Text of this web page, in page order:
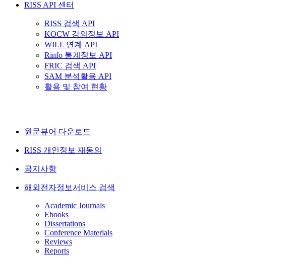
RISS API 센터
RISS 검색 API
KOCW 강의정보 API
WILL 연계 API
Rinfo 통계정보 API
FRIC 검색 API
SAM 분석활용 API
활용 및 참여 현황
원문뷰어 다운로드
RISS 개인정보 재동의
공지사항
해외전자정보서비스 검색
Academic Journals
Ebooks
Dissertations
Conference Materials
Reviews
Reports